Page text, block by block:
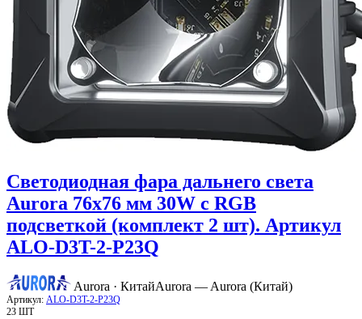
Светодиодная фара дальнего света
Aurora 76x76 мм 30W с RGB
подсветкой (комплект 2 шт). Артикул
ALO-D3T-2-P23Q
Aurora · КитайAurora — Aurora (Китай)
Артикул: ALO-D3T-2-P23Q
23 ШТ